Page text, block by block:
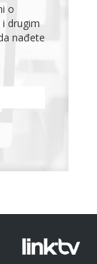
o
drugim
nađete